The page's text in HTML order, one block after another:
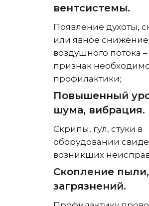
вентсистемы.
Появление духоты,
или явное
воздушного потока
признак
профилактики;
Повышенный
шума, вибрация.
Скрипы, гул, стуки в
оборудовании
возникших
Скопление пыли,
загрязнений.